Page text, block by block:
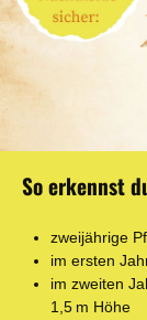
So erkennst
zweijährige
im ersten
im zweiten
1,5 m Höhe